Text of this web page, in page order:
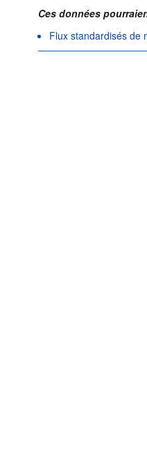
Ces données
Flux standardisés de